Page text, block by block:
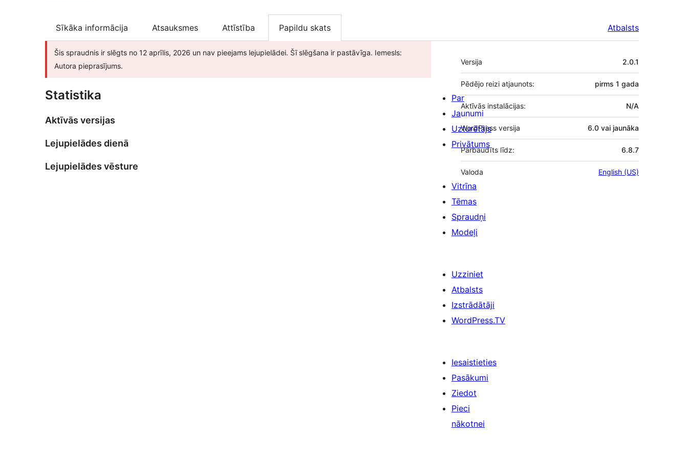
Sīkāka informācija Atsauksmes Attīstība Papildu skats Atbalsts
Šis spraudnis ir slēgts no 12 aprīlis, 2026 un nav pieejams lejupielādei. Šī slēgšana ir pastāvīga. Iemesls:
Autora pieprasījums.
Statistika
Aktīvās versijas
Lejupielādes dienā
Lejupielādes vēsture
Meta
Versija 2.0.1
Pēdējo reizi atjaunots: pirms 1 gada
Aktīvās instalācijas: N/A
WordPress versija 6.0 vai jaunāka
Pārbaudīts līdz: 6.8.7
Valoda English (US)
Par
Jaunumi
Uzturētājs
Privātums
Vitrīna
Tēmas
Spraudņi
Modeļi
Uzziniet
Atbalsts
Izstrādātāji
WordPress.TV
Iesaistieties
Pasākumi
Ziedot
Pieci
nākotnei